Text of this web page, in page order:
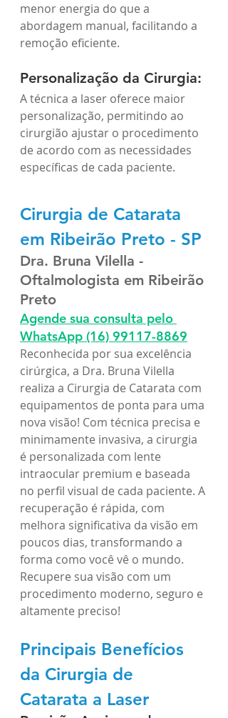
menor energia do que a
abordagem manual, facilitando a
remoção eficiente.
Personalização da Cirurgia:
A técnica a laser oferece maior
personalização, permitindo ao
cirurgião ajustar o procedimento
de acordo com as necessidades
específicas de cada paciente.
Cirurgia de Catarata
em Ribeirão Preto - SP
Dra. Bruna Vilella -
Oftalmologista em Ribeirão
Preto
Agende sua consulta pelo
WhatsApp (16) 99117-8869
Reconhecida por sua excelência
cirúrgica, a Dra. Bruna Vilella
realiza a Cirurgia de Catarata com
equipamentos de ponta para uma
nova visão! Com técnica precisa e
minimamente invasiva, a cirurgia
é personalizada com lente
intraocular premium e baseada
no perfil visual de cada paciente. A
recuperação é rápida, com
melhora significativa da visão em
poucos dias, transformando a
forma como você vê o mundo.
Recupere sua visão com um
procedimento moderno, seguro e
altamente preciso!
Principais Benefícios
da Cirurgia de
Catarata a Laser